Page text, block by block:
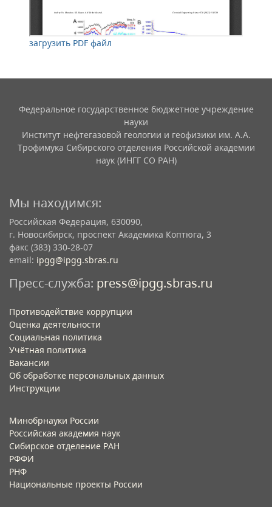
загрузить PDF файл
Федеральное государственное бюджетное учреждение
науки
Институт нефтегазовой геологии и геофизики им. А.А.
Трофимука Сибирского отделения Российской академии
наук (ИНГГ СО РАН)
Мы находимся:
Российская Федерация, 630090,
г. Новосибирск, проспект Академика Коптюга, 3
факс (383) 330-28-07
email: ipgg@ipgg.sbras.ru
Пресс-служба: press@ipgg.sbras.ru
Противодействие коррупции
Оценка деятельности
Социальная политика
Учётная политика​
Вакансии​
Об обработке персональных данных​
Инструкции​
Минобрнауки России
Российская академия наук
Сибирское отделение РАН
РФФИ
РНФ
Национальные проекты России